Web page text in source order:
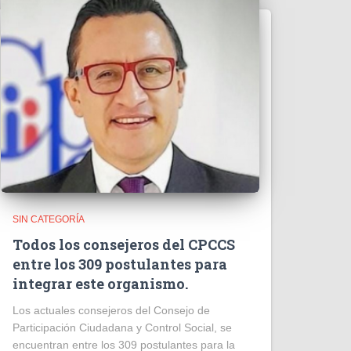
SIN CATEGORÍA
Todos los consejeros del CPCCS
entre los 309 postulantes para
integrar este organismo.
Los actuales consejeros del Consejo de
Participación Ciudadana y Control Social, se
encuentran entre los 309 postulantes para la